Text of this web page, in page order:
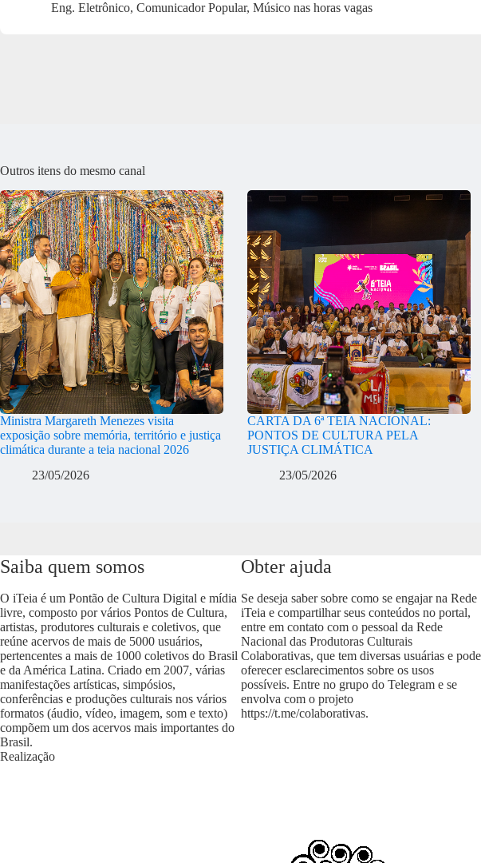
Eng. Eletrônico, Comunicador Popular, Músico nas horas vagas
Outros itens do mesmo canal
Ministra Margareth Menezes visita
exposição sobre memória, território e justiça
climática durante a teia nacional 2026
23/05/2026
CARTA DA 6ª TEIA NACIONAL:
PONTOS DE CULTURA PELA
JUSTIÇA CLIMÁTICA
23/05/2026
Saiba quem somos
O iTeia é um Pontão de Cultura Digital e mídia
livre, composto por vários Pontos de Cultura,
artistas, produtores culturais e coletivos, que
reúne acervos de mais de 5000 usuários,
pertencentes a mais de 1000 coletivos do Brasil
e da América Latina. Criado em 2007, várias
manifestações artísticas, simpósios,
conferências e produções culturais nos vários
formatos (áudio, vídeo, imagem, som e texto)
compõem um dos acervos mais importantes do
Brasil.
Obter ajuda
Se deseja saber sobre como se engajar na Rede
iTeia e compartilhar seus conteúdos no portal,
entre em contato com o pessoal da Rede
Nacional das Produtoras Culturais
Colaborativas, que tem diversas usuárias e pode
oferecer esclarecimentos sobre os usos
possíveis. Entre no grupo do Telegram e se
envolva com o projeto
https://t.me/colaborativas.
Realização